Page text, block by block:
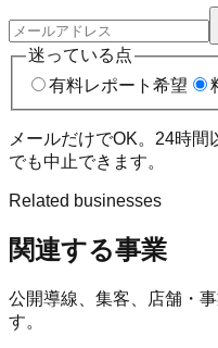
迷っている点
有料レポート希望
メールだけでOK。24時
でも中止できます。
Related businesses
関連する事業
公開導線、集客、店舗・
す。